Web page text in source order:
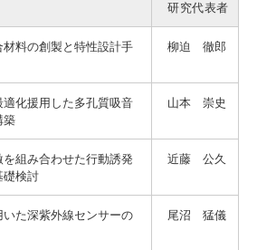
研究代表者
料の創製と特性設計手
柳迫 徹郎
化援用した多孔質吸音
築
山本 崇史
組み合わせた行動誘発
礎検討
近藤 公久
た深紫外線センサーの
尾沼 猛儀